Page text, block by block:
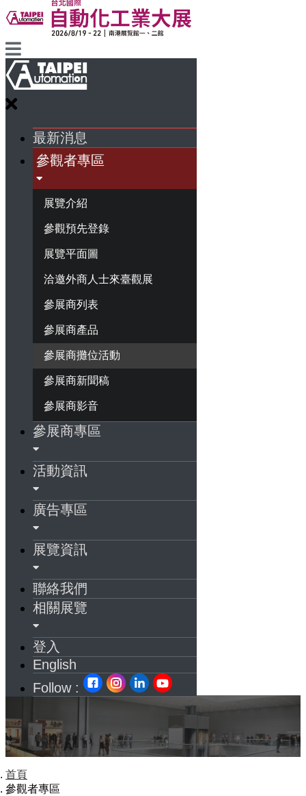
最新消息
參觀者專區
展覽介紹
參觀預先登錄
展覽平面圖
洽邀外商人士來臺觀展
參展商列表
參展商產品
參展商攤位活動
參展商新聞稿
參展商影音
參展商專區
活動資訊
廣告專區
展覽資訊
聯絡我們
相關展覽
登入
English
Follow :
首頁
參觀者專區